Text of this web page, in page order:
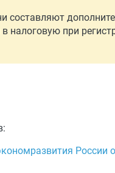
составляют
налоговую при
России